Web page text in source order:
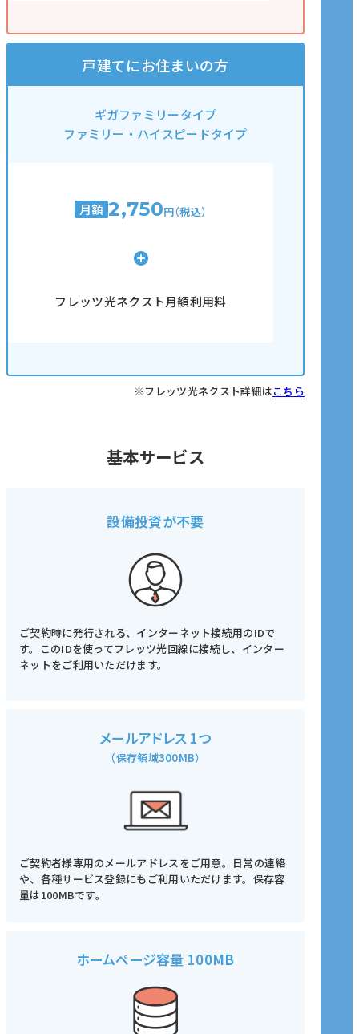
戸建てにお住まいの方
ギガファミリータイプ
ファミリー・ハイスピードタイプ
月額 2,750円（税込）
フレッツ光ネクスト月額利用料
※フレッツ光ネクスト詳細はこちら
基本サービス
設備投資が不要
ご契約時に発行される、インターネット接続用のIDで
す。このIDを使ってフレッツ光回線に接続し、インター
ネットをご利用いただけます。
メールアドレス 1つ
（保存領域300MB）
ご契約者様専用のメールアドレスをご用意。日常の連絡
や、各種サービス登録にもご利用いただけます。保存容
量は100MBです。
ホームページ容量 100MB